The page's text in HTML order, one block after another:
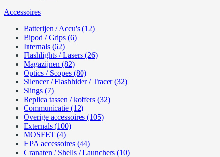
Accessoires
Batterijen / Accu's (12)
Bipod / Grips (6)
Internals (62)
Flashlights / Lasers (26)
Magazijnen (82)
Optics / Scopes (80)
Silencer / Flashhider / Tracer (32)
Slings (7)
Replica tassen / koffers (32)
Communicatie (12)
Overige accessoires (105)
Externals (100)
MOSFET (4)
HPA accessoires (44)
Granaten / Shells / Launchers (10)